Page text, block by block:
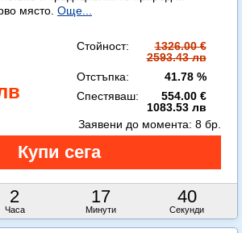
място. Още...
Стойност:
1326.00 €
2593.43 лв
Отстъпка:
41.78 %
Спестяваш:
554.00 €
1083.53 лв
2
Часа
17
Минути
38
Секунди
Заявени до момента: 8 бр.